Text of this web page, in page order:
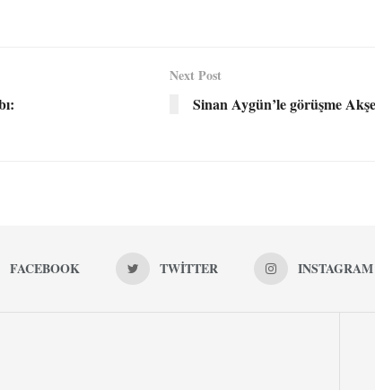
Next Post
Sinan Aygün’le görüşme
FACEBOOK TWITTER INSTAGRAM